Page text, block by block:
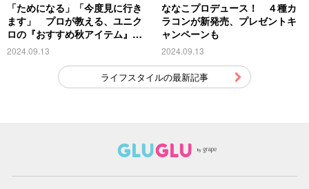
「ためになる」「今度見に行き
ます」 プロが教える、ユニク
ロの『おすすめ秋アイテム』が
こちら
2024.09.13
ななこプロデュース！ ４種カ
ラコンが新発売、プレゼントキ
ャンペーンも
2024.09.13
ライフスタイルの最新記事